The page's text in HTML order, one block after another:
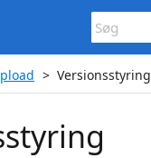
Versionsstyring